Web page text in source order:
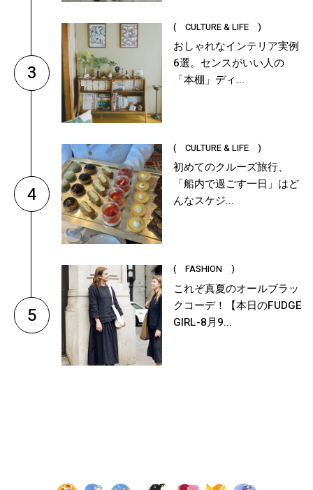
3
( CULTURE & LIFE )
おしゃれなインテリア実例
6選。センスがいい人の
「本棚」ディ...
4
( CULTURE & LIFE )
初めてのクルーズ旅行、
「船内で過ごす一日」はど
んなスケジ...
5
( FASHION )
これぞ真夏のオールブラッ
クコーデ！【本日のFUDGE
GIRL-8月9...